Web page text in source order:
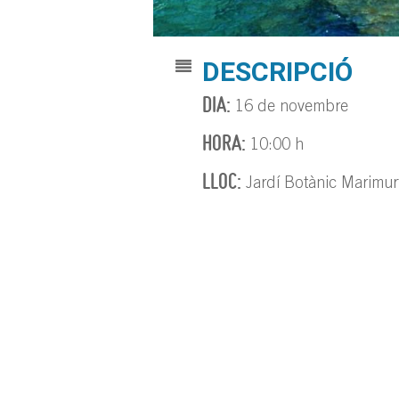
DESCRIPCIÓ
DIA: 16 de novembre
HORA: 10:00 h
LLOC: Jardí Botànic